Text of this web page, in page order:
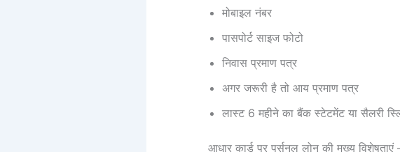
मोबाइल नंबर
पासपोर्ट साइज फोटो
निवास प्रमाण पत्र
अगर जरूरी है तो आय प्रमाण पत्र
लास्ट 6 महीने का बैंक स्टेटमेंट या सैलरी
आधार कार्ड पर पर्सनल लोन की मुख्य